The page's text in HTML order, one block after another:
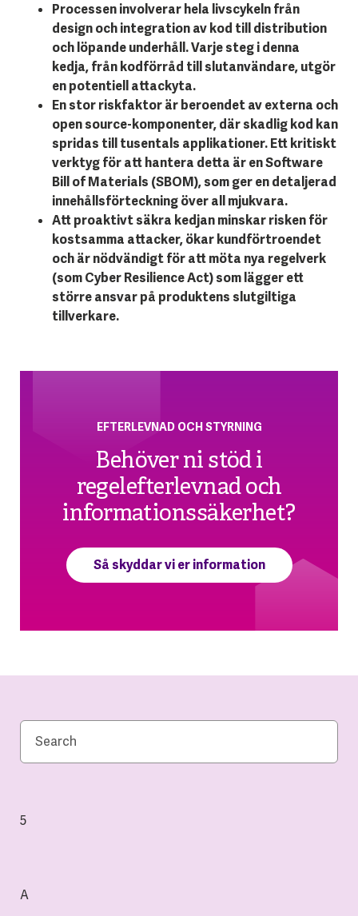
Processen involverar hela livscykeln från
design och integration av kod till distribution
och löpande underhåll. Varje steg i denna
kedja, från kodförråd till slutanvändare, utgör
en potentiell attackyta.
En stor riskfaktor är beroendet av externa och
open source-komponenter, där skadlig kod kan
spridas till tusentals applikationer. Ett kritiskt
verktyg för att hantera detta är en Software
Bill of Materials (SBOM), som ger en detaljerad
innehållsförteckning över all mjukvara.
Att proaktivt säkra kedjan minskar risken för
kostsamma attacker, ökar kundförtroendet
och är nödvändigt för att möta nya regelverk
(som Cyber Resilience Act) som lägger ett
större ansvar på produktens slutgiltiga
tillverkare.
EFTERLEVNAD OCH STYRNING
Behöver ni stöd i
regelefterlevnad och
informationssäkerhet?
Så skyddar vi er information
5
A